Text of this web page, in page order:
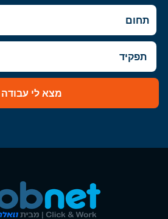
מצא לי עבודה